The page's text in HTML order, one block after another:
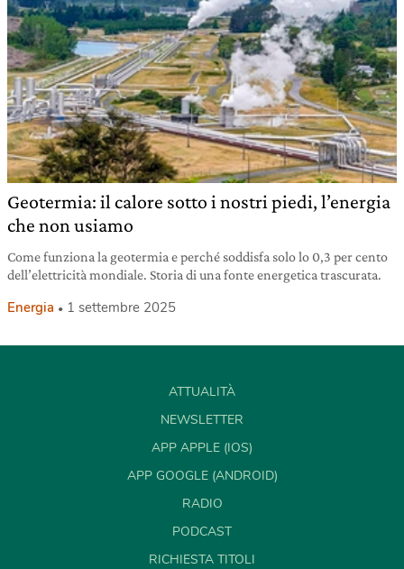
Geotermia: il calore sotto i nostri piedi, l’energia
che non usiamo
Come funziona la geotermia e perché soddisfa solo lo 0,3 per cento
dell’elettricità mondiale. Storia di una fonte energetica trascurata.
Energia 1 settembre 2025
ATTUALITÀ
NEWSLETTER
APP APPLE (IOS)
APP GOOGLE (ANDROID)
RADIO
PODCAST
RICHIESTA TITOLI